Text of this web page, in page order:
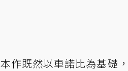
本作既然以車諾比為基礎